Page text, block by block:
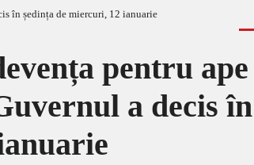
pentru
a decis